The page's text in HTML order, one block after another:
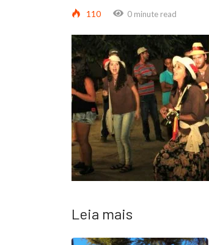
110 0 minute read
Leia mais